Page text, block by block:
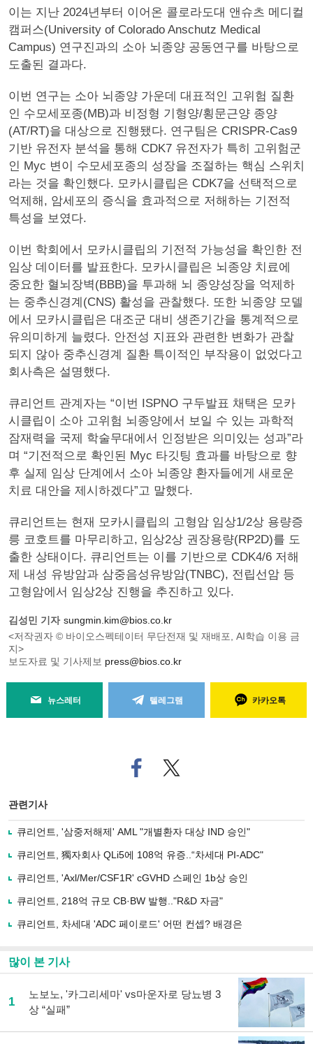
이는 지난 2024년부터 이어온 콜로라도대 앤슈츠 메디컬
캠퍼스(University of Colorado Anschutz Medical
Campus) 연구진과의 소아 뇌종양 공동연구를 바탕으로
도출된 결과다.
이번 연구는 소아 뇌종양 가운데 대표적인 고위험 질환
인 수모세포종(MB)과 비정형 기형양/횡문근양 종양
(AT/RT)을 대상으로 진행됐다. 연구팀은 CRISPR-Cas9
기반 유전자 분석을 통해 CDK7 유전자가 특히 고위험군
인 Myc 변이 수모세포종의 성장을 조절하는 핵심 스위치
라는 것을 확인했다. 모카시클립은 CDK7을 선택적으로
억제해, 암세포의 증식을 효과적으로 저해하는 기전적
특성을 보였다.
이번 학회에서 모카시클립의 기전적 가능성을 확인한 전
임상 데이터를 발표한다. 모카시클립은 뇌종양 치료에
중요한 혈뇌장벽(BBB)을 투과해 뇌 종양성장을 억제하
는 중추신경계(CNS) 활성을 관찰했다. 또한 뇌종양 모델
에서 모카시클립은 대조군 대비 생존기간을 통계적으로
유의미하게 늘렸다. 안전성 지표와 관련한 변화가 관찰
되지 않아 중추신경계 질환 특이적인 부작용이 없었다고
회사측은 설명했다.
큐리언트 관계자는 “이번 ISPNO 구두발표 채택은 모카
시클립이 소아 고위험 뇌종양에서 보일 수 있는 과학적
잠재력을 국제 학술무대에서 인정받은 의미있는 성과”라
며 “기전적으로 확인된 Myc 타깃팅 효과를 바탕으로 향
후 실제 임상 단계에서 소아 뇌종양 환자들에게 새로운
치료 대안을 제시하겠다”고 말했다.
큐리언트는 현재 모카시클립의 고형암 임상1/2상 용량증
릉 코호트를 마무리하고, 임상2상 권장용량(RP2D)를 도
출한 상태이다. 큐리언트는 이를 기반으로 CDK4/6 저해
제 내성 유방암과 삼중음성유방암(TNBC), 전립선암 등
고형암에서 임상2상 진행을 추진하고 있다.
김성민 기자 sungmin.kim@bios.co.kr
<저작권자 © 바이오스펙테이터 무단전재 및 재배포, AI학습 이용 금
지>
보도자료 및 기사제보 press@bios.co.kr
뉴스레터 텔레그램 카카오톡
페
이
로
사
유
기
트위
터로
관련기사
큐리언트, '삼중저해제' AML "개별환자 대상 IND 승인"
큐리언트, 獨자회사 QLi5에 108억 유증..“차세대 PI-ADC"
큐리언트, 'Axl/Mer/CSF1R' cGVHD 스페인 1b상 승인
큐리언트, 218억 규모 CB·BW 발행.."R&D 자금"
큐리언트, 차세대 'ADC 페이로드' 어떤 컨셉? 배경은
많이 본 기사
1
노보노, '카그리세마' vs마운자로 당뇨병 3
상 “실패”